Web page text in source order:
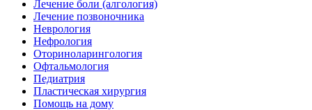
Лечение боли (алгология)
Лечение позвоночника
Неврология
Нефрология
Оториноларингология
Офтальмология
Педиатрия
Пластическая хирургия
Помощь на дому